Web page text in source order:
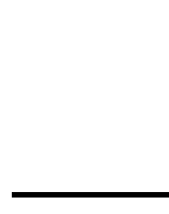
California รวมถึงหลักสูตร